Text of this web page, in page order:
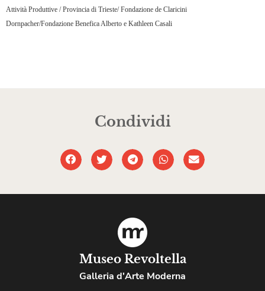
Attività Produttive / Provincia di Trieste/ Fondazione de Claricini
Dornpacher/Fondazione Benefica Alberto e Kathleen Casali
Condividi
Museo Revoltella
Galleria d'Arte Moderna